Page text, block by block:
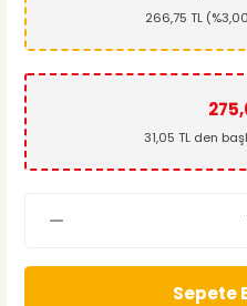
266,75 TL
31,05 TL den
Sepete